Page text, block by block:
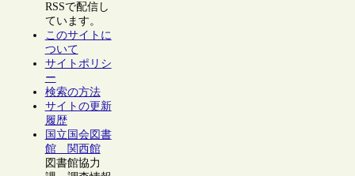
RSSで配信し
ています。
このサイトに
ついて
サイトポリシ
ー
検索の方法
サイトの更新
履歴
国立国会図書
館 関西館
図書館協力